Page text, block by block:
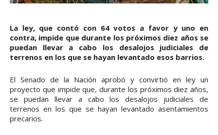
La ley, que contó con 64 votos a favor y uno en
contra, impide que durante los próximos diez años se
puedan llevar a cabo los desalojos judiciales de
terrenos en los que se hayan levantado esos barrios.
El Senado de la Nación aprobó y convirtió en ley un
proyecto que impide que, durante los próximos diez años,
se puedan llevar a cabo los desalojos judiciales de
terrenos en los que se hayan levantado asentamientos
precarios.